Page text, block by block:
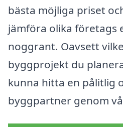
bästa möjliga priset
jämföra olika företags
noggrant. Oavsett
byggprojekt du
kunna hitta en pålitlig
byggpartner genom